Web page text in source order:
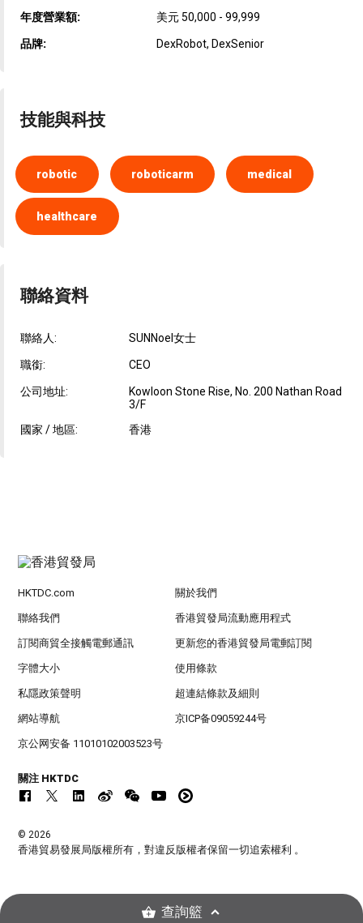
年度營業額: 美元 50,000 - 99,999
品牌: DexRobot, DexSenior
技能與科技
robotic roboticarm medical
healthcare
聯絡資料
聯絡人: SUNNoel女士
職銜: CEO
公司地址:
Kowloon Stone Rise, No. 200 Nathan Road
3/F
國家 / 地區:
香港
HKTDC.com 關於我們
聯絡我們 香港貿發局流動應用程式
訂閱商貿全接觸電郵通訊 更新您的香港貿發局電郵訂閱
字體大小 使用條款
私隱政策聲明 超連結條款及細則
網站導航 京ICP备09059244号
京公网安备 11010102003523号
關注 HKTDC
© 2026
香港貿易發展局版權所有，對違反版權者保留一切追索權利 。
查詢籃